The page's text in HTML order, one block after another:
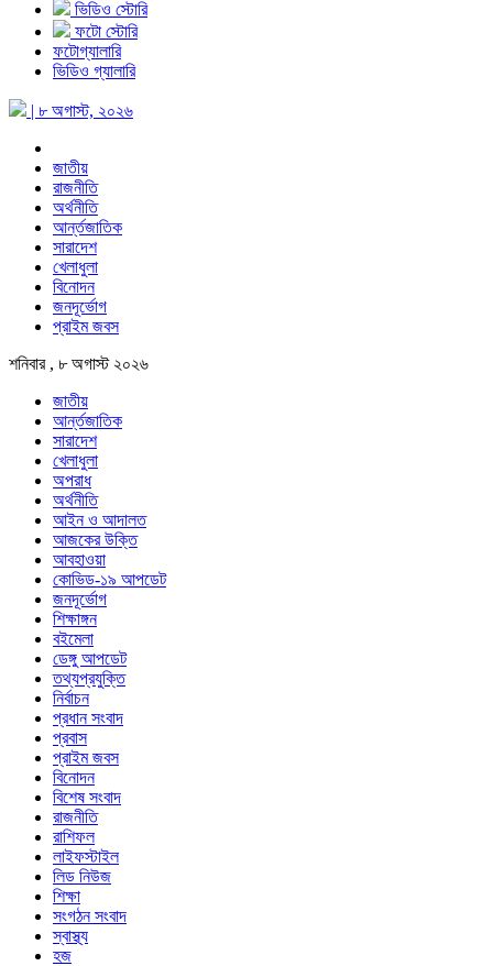
ভিডিও স্টোরি
ফটো স্টোরি
ফটোগ্যালারি
ভিডিও গ্যালারি
| ৮ অগাস্ট, ২০২৬
জাতীয়
রাজনীতি
অর্থনীতি
আর্ন্তজাতিক
সারাদেশ
খেলাধুলা
বিনোদন
জনদূর্ভোগ
প্রাইম জবস
শনিবার , ৮ অগাস্ট ২০২৬
জাতীয়
আর্ন্তজাতিক
সারাদেশ
খেলাধুলা
অপরাধ
অর্থনীতি
আইন ও আদালত
আজকের উক্তি
আবহাওয়া
কোভিড-১৯ আপডেট
জনদূর্ভোগ
শিক্ষাঙ্গন
বইমেলা
ডেঙ্গু আপডেট
তথ্যপ্রযুক্তি
নির্বাচন
প্রধান সংবাদ
প্রবাস
প্রাইম জবস
বিনোদন
বিশেষ সংবাদ
রাজনীতি
রাশিফল
লাইফস্টাইল
লিড নিউজ
শিক্ষা
সংগঠন সংবাদ
স্বাস্থ্য
হজ